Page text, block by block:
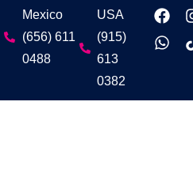
Mexico
(656) 611
0488
USA
(915)
613
0382